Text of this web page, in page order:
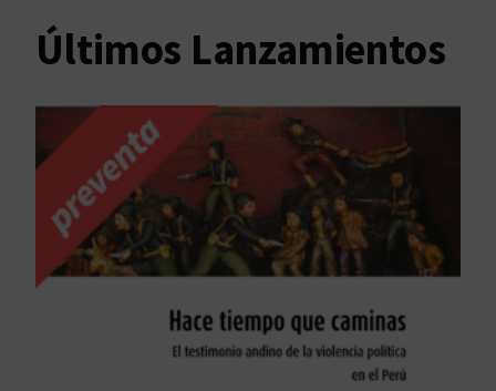
Últimos Lanzamientos